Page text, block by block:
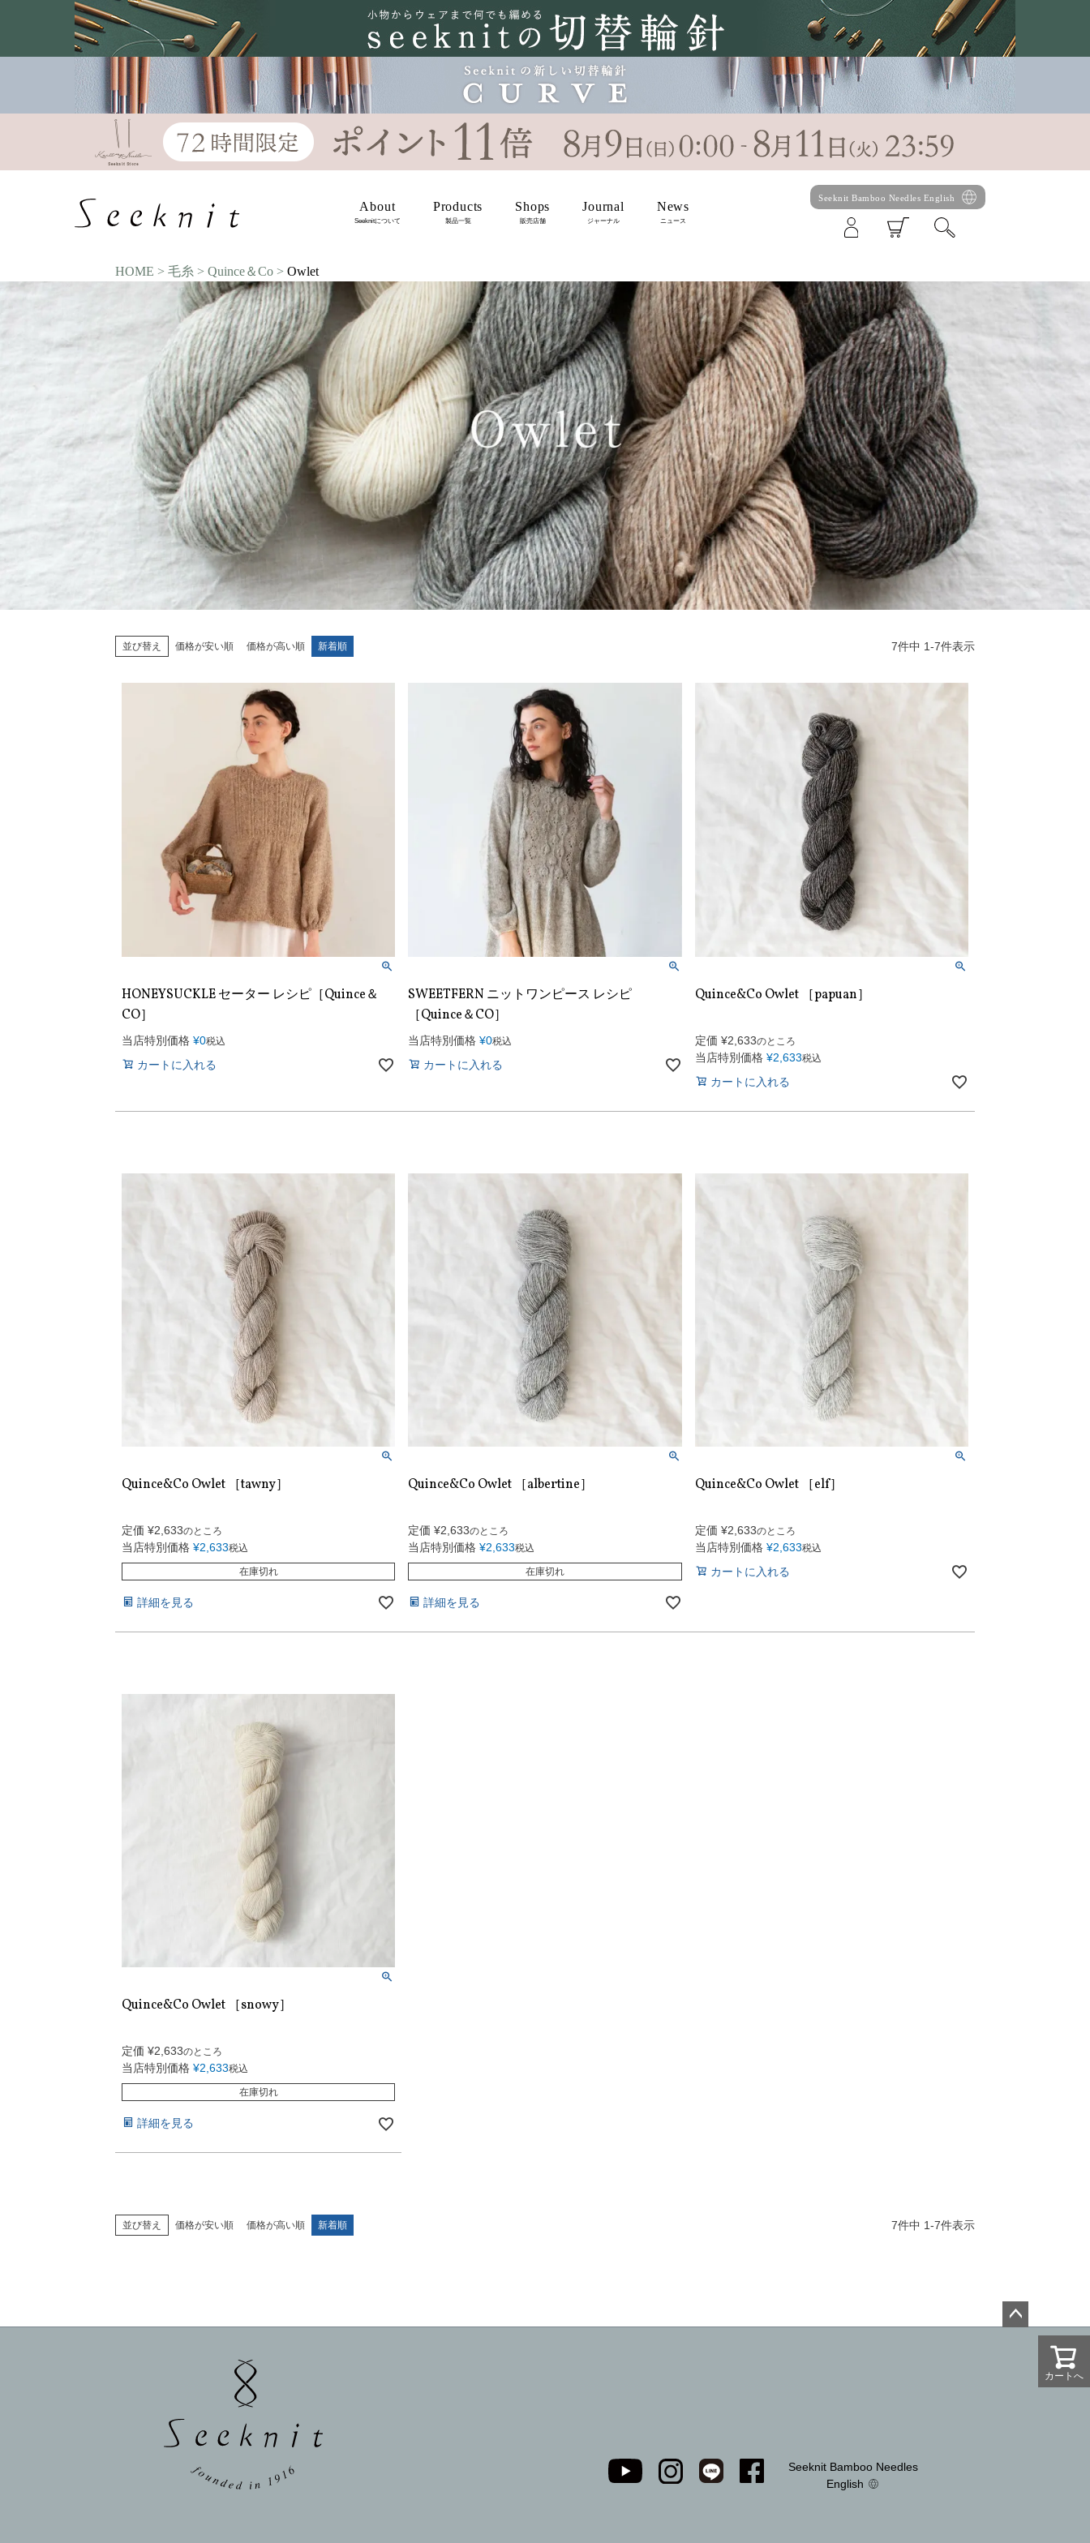
About
Seeknitについて
Products
製品一覧
Shops
販売店舗
Journal
ジャーナル
News
ニュース
Seeknit Bamboo Needles English
HOME 毛糸 Quince＆Co Owlet
並び替え 価格が安い順 価格が高い順 新着順 7件中 1-7件表示
HONEYSUCKLE セーター レシピ［Quince＆
CO］
当店特別価格 ¥0税込
カートに入れる
SWEETFERN ニットワンピース レシピ
［Quince＆CO］
当店特別価格 ¥0税込
カートに入れる
Quince&Co Owlet ［papuan］
定価 ¥2,633のところ
当店特別価格 ¥2,633税込
カートに入れる
Quince&Co Owlet ［tawny］
定価 ¥2,633のところ
当店特別価格 ¥2,633税込
在庫切れ
詳細を見る
Quince&Co Owlet ［albertine］
定価 ¥2,633のところ
当店特別価格 ¥2,633税込
在庫切れ
詳細を見る
Quince&Co Owlet ［elf］
定価 ¥2,633のところ
当店特別価格 ¥2,633税込
カートに入れる
Quince&Co Owlet ［snowy］
定価 ¥2,633のところ
当店特別価格 ¥2,633税込
在庫切れ
詳細を見る
並び替え 価格が安い順 価格が高い順 新着順 7件中 1-7件表示
カートへ
Seeknit Bamboo Needles
English
カートへ